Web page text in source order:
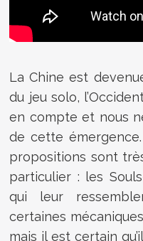
La Chine est
du jeu solo,
en compte et nous
de cette
propositions sont
particulier : les
qui leur
certaines
mais il est certain